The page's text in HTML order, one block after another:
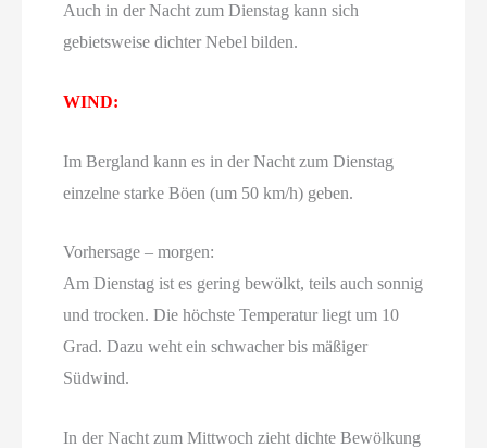
Auch in der Nacht zum Dienstag kann sich
gebietsweise dichter Nebel bilden.
WIND:
Im Bergland kann es in der Nacht zum Dienstag
einzelne starke Böen (um 50 km/h) geben.
Vorhersage – morgen:
Am Dienstag ist es gering bewölkt, teils auch sonnig
und trocken. Die höchste Temperatur liegt um 10
Grad. Dazu weht ein schwacher bis mäßiger
Südwind.
In der Nacht zum Mittwoch zieht dichte Bewölkung